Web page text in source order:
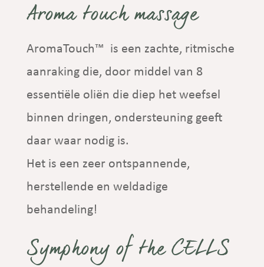
Aroma touch massage
AromaTouch™ is een zachte, ritmische
aanraking die, door middel van 8
essentiële oliën die diep het weefsel
binnen dringen, ondersteuning geeft
daar waar nodig is.
Het is een zeer ontspannende,
herstellende en weldadige
behandeling!
Symphony of the CELLS